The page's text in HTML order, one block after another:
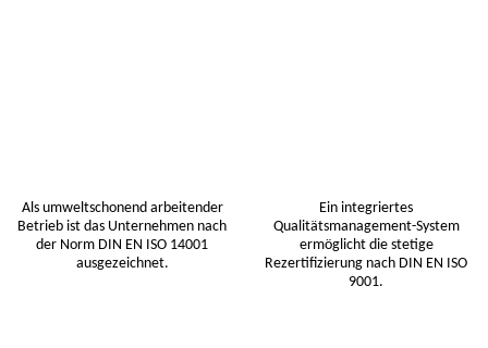
Als umweltschonend arbeitender
Betrieb ist das Unternehmen nach
der Norm DIN EN ISO 14001
ausgezeichnet.
Ein integriertes
Qualitätsmanagement-System
ermöglicht die stetige
Rezertifizierung nach DIN EN ISO
9001.